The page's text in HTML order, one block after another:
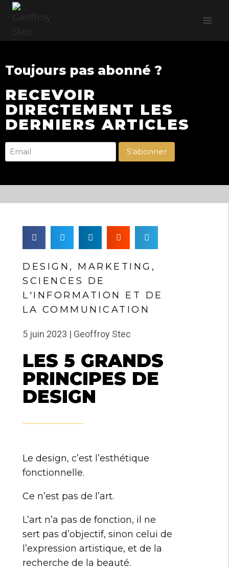
Toujours pas abonné ?
RECEVOIR
DIRECTEMENT LES
DERNIERS ARTICLES
DESIGN , MARKETING ,
SCIENCES DE
L'INFORMATION ET DE
LA COMMUNICATION
5 juin 2023 | Geoffroy Stec
LES 5 GRANDS
PRINCIPES DE
DESIGN
Le design, c’est l’esthétique
fonctionnelle.
Ce n’est pas de l’art.
L’art n’a pas de fonction, il ne
sert pas d’objectif, sinon celui de
l’expression artistique, et de la
recherche de la beauté.